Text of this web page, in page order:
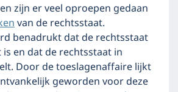
zijn er veel oproepen gedaan
van de rechtsstaat.
benadrukt dat de rechtsstaat
en dat de rechtsstaat in
Door de toeslagenaffaire lijkt
geworden voor deze